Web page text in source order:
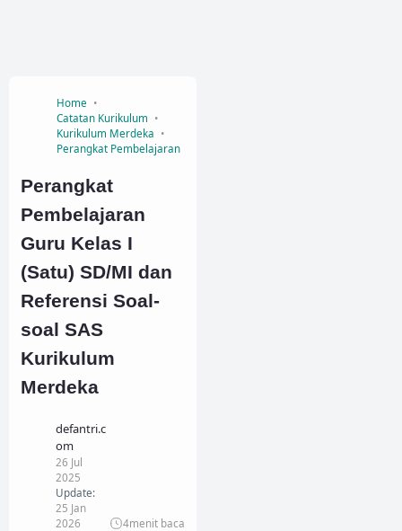
Home
Catatan Kurikulum
Kurikulum Merdeka
Perangkat Pembelajaran
Perangkat
Pembelajaran
Guru Kelas I
(Satu) SD/MI dan
Referensi Soal-
soal SAS
Kurikulum
Merdeka
defantri.c
om
26 Jul
2025
Update:
25 Jan
2026
4menit baca